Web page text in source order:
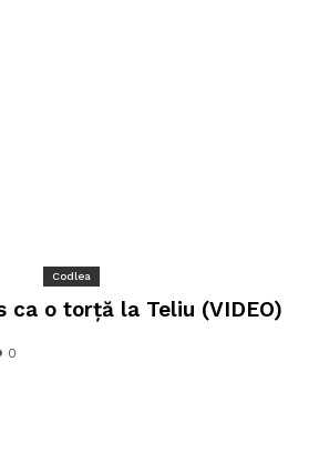
Codlea
ca o torță la Teliu (VIDEO)
0